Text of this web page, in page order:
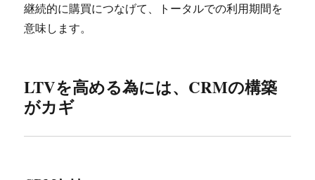
継続的に購買につなげて、トータルでの利用期間を
意味します。
LTVを高める為には、CRMの構築
がカギ